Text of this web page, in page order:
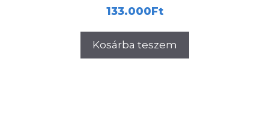
133.000Ft
Kosárba teszem